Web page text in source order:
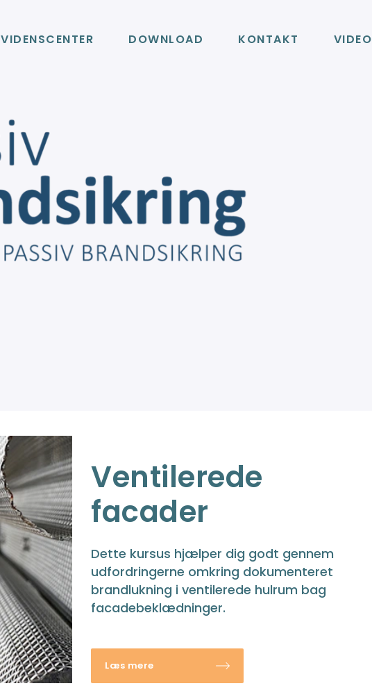
VIDENSCENTER DOWNLOAD KONTAKT VIDEO
Ventilerede
facader
Dette kursus hjælper dig godt gennem
udfordringerne omkring dokumenteret
brandlukning i ventilerede hulrum bag
facadebeklædninger.
Læs mere